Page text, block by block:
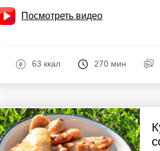
Посмотреть видео
63 ккал 270 мин